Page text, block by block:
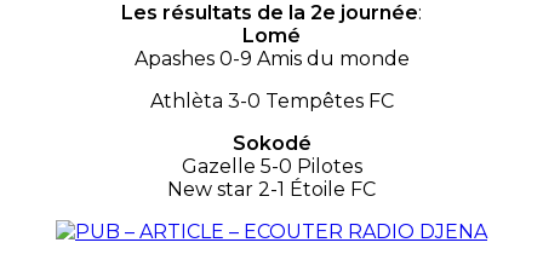
Les résultats de la 2e journée:
Lomé
Apashes 0-9 Amis du monde
Athlèta 3-0 Tempêtes FC
Sokodé
Gazelle 5-0 Pilotes
New star 2-1 Étoile FC